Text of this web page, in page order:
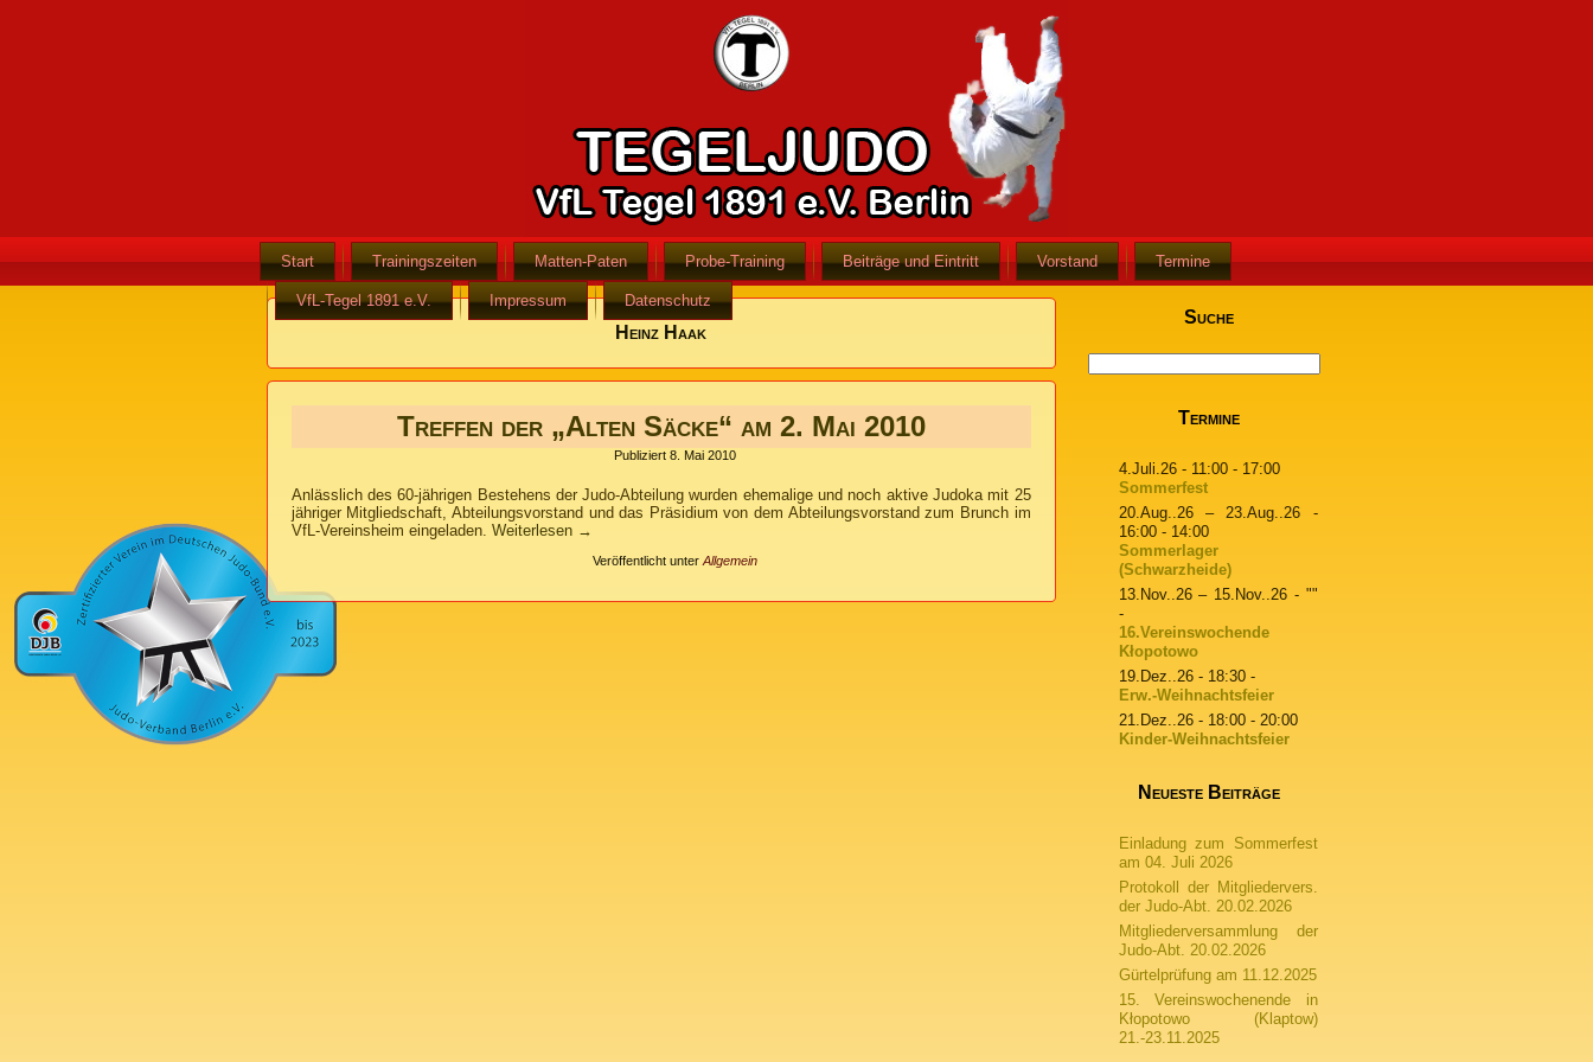
Start Trainingszeiten Matten-Paten Probe-Training Beiträge und Eintritt Vorstand Termine
VfL-Tegel 1891 e.V. Impressum Datenschutz
Heinz Haak
Treffen der „Alten Säcke“ am 2. Mai 2010
Publiziert 8. Mai 2010
Anlässlich des 60-jährigen Bestehens der Judo-Abteilung wurden ehemalige und noch aktive Judoka mit 25
jähriger Mitgliedschaft, Abteilungsvorstand und das Präsidium von dem Abteilungsvorstand zum Brunch im
VfL-Vereinsheim eingeladen. Weiterlesen →
Veröffentlicht unter Allgemein
Suche
Termine
4.Juli.26- 11:00 - 17:00
Sommerfest
20.Aug..26
– 23.Aug..26 -
16:00 - 14:00
Sommerlager
(Schwarzheide)
13.Nov..26 – 15.Nov..26 - ""
-
16.Vereinswochende
Kłopotowo
19.Dez..26- 18:30 -
Erw.-Weihnachtsfeier
21.Dez..26- 18:00 - 20:00
Kinder-Weihnachtsfeier
Neueste Beiträge
Einladung zum Sommerfest
am 04. Juli 2026
Protokoll der Mitgliedervers.
der Judo-Abt. 20.02.2026
Mitgliederversammlung der
Judo-Abt. 20.02.2026
Gürtelprüfung am 11.12.2025
15. Vereinswochenende in
Kłopotowo (Klaptow)
21.-23.11.2025